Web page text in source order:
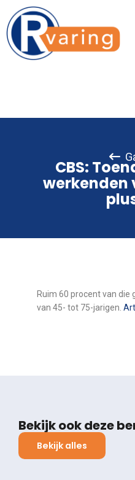
CBS:
werkenden
Ruim 60 procent van die
van 45- tot 75-jarigen.
Bekijk ook deze
Bekijk alles